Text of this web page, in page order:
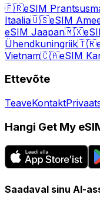
🇫🇷eSIM
Itaalia🇺🇸eSIM
eSIM Jaapan🇲🇽
Ühendkuningriik🇹🇷
Vietnam🇨🇦eSIM
Ettevõte
TeaveKontakt
Hangi Get My
Saadaval sinu AI-